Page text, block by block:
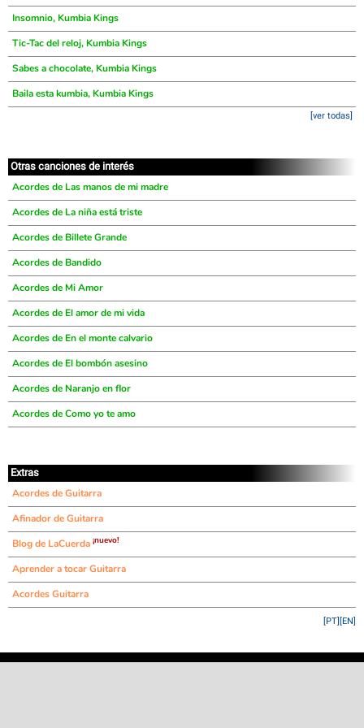
Insomnio, Kumbia Kings
Tic-Tac del reloj, Kumbia Kings
Sabes a chocolate, Kumbia Kings
Baila esta kumbia, Kumbia Kings
[ver todas]
Otras canciones de interés
Acordes de Las manos de mi madre
Acordes de La niña está triste
Acordes de Billete Grande
Acordes de Bandido
Acordes de Mi Amor
Acordes de El amor de mi vida
Acordes de En el monte calvario
Acordes de El bombón asesino
Acordes de Naranjo en flor
Acordes de Como yo te amo
Extras
Acordes de Guitarra
Afinador de Guitarra
Blog de LaCuerda ¡nuevo!
Aprender a tocar Guitarra
Acordes Guitarra
[EN]
[PT]